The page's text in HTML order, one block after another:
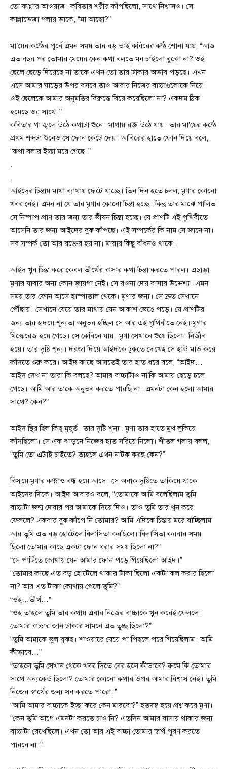
তো কান্নার আওয়াজ। কবিতার শরীর কাঁপছিলো, সাথে নিশ্বাসও। সে
কান্নাভেজা গলায় ডাকে, “মা আছো?”
মা’য়ের কন্ঠের পূর্বে এমন সময় তার বড় ভাই কবিরের কন্ঠ শোনা যায়, “আজ
এত বছর পর তোমার মেয়ের কেন কথা বলতে মন চাইলো বুঝো না? ওই
ছেলে ছেড়ে দিয়েছে না তাকে এখন তো তার টাকার অভাব পড়ছে। এখন
এসে আমার ঘাড়ের উপর বসবে তাও আবার নিজের বাচ্চাগুলোকে নিয়ে।
ওই ছেলেকে আমার অনুমতির বিরুদ্ধে বিয়ে করেছিলো না? একদম ঠিক
হয়েছে ওর সাথে।”
কবিতার গা জ্বলে উঠে কথাটা শুনে। মাথায় রক্ত উঠে যায়। তার মা’য়ের কন্ঠে
প্রথম শব্দটা শুনেও সে ফোন কেটে দেয়। আবিরের হাতে ফোন দিয়ে বলে,
“কথা বলার ইচ্ছা মরে গেছে।”
.
.
আইদের চিন্তায় মাথা ব্যাথায় ফেটে যাচ্ছে। তিন দিন হতে চলল, মৃণার কোনো
খবর নেই। এমন না যে তার মৃণার কোনো চিন্তা হচ্ছে। কিন্তু তার মাঝে পালিত
সে নিষ্পাপ প্রাণ তার জন্য তার ভীষন চিন্তা হচ্ছে। যে প্রাণটি এই পৃথিবীতে
আসেনি তার জন্য আইদের বুক কাঁপছে। এই সম্পর্কের কি নাম সে জানে না।
সব সম্পর্ক তো আর রক্তের হয় না। মায়ার কিছু বাঁধনও থাকে।
আইদ খুব চিন্তা করে কেবল তীর্থের বাসার কথা চিন্তা করতে পারল। এছাড়া
মৃণার যাবার অন্য কোন জায়গা নেই। সে রওনা দেয় বাসার উদ্দেশ্য। এমন
সময় তার ফোন আসে হাস্পাতাল থেকে। মৃণার জন্য। সে দ্রুত সেখানে
পৌঁছায়। সেখানে যেয়ে তার মাথায় যেন আকাশ ভেঙে পড়ে। যে প্রাণটির
জন্য তার হৃদয়ে শূন্যতা অনুভব হচ্ছিল সে আর এই পৃথিবীতে নেই। মৃণার
মিস্কেরেজ হয়ে গেছে। সে কেবিনে যায়। মৃণা সেখানে শুয়ে ছিলো। নির্জীব
হয়ে। তার দৃষ্টি শূন্য। দরজা দিয়ে আইদকে ঢুকতে দেখেই সে হাউ মাউ করে
কাঁদতে শুরু করে। আইদ কাছে আসতেই তার হাত ধরে বলে, “আইদ…
আইদ দেখ না তারা কি বলছে? আমার বাচ্চাটাও না’কি আমায় ছেড়ে চলে
গেছে। আমি আর তাকে অনুভব করতে পারছি না। এমনটা কেন হলো আমার
সাথে? কেন?”
আইদ স্থির ছিল কিছু মুহূর্ত। তার দৃষ্টি শূন্য। মৃণা তার হাতে মুখ লুকিয়ে
কাঁদছিলো। সে এক ঝাড়নে নিজের হাত সরিয়ে নিলো। শীতল গলায় বলল,
“তুমি তো এটাই চাইতে? তাহলে এখন নাটক করছ কেন?”
বিস্ময়ে মৃণার কান্নাও বন্ধ হয়ে আসে। সে অবাক দৃষ্টিতে তাকিয়ে থাকে
আইদের দিকে। আইদ আবারও বলে, “তোমাকে আমি বলেছিলাম তুমি
বাচ্চাটা জন্ম দেবার পর আমাকে দিয়ে দিও। তাও তুমি তার খুন করে
ফেললে? একবার বুক কাঁপে নি তোমার? আমি এদিকে চিন্তায় মরে যাচ্ছিলাম
আর তুমি এত বড় হোটেলে বিলাসিতা করছিলে। বিলাসিতা করবার সময়
ছিলো তোমার কাছে একটা ফোন ধরার সময় ছিলো না?”
“সে পার্টিতে কোথায় যেন আমার ফোন পড়ে গিয়েছিলো আইদ।”
“তোমার কাছে এত বড় হোটেলে থাকার টাকা ছিলো একটা কল করার ছিলো
না? আর এত টাকা কোথায় পেলে তুমি?”
“ওই…তীর্থ…”
“ওহ তাহলে তুমি তার কথায় এবার নিজের বাচ্চাকে খুন করেই ফেললে।
তোমার বাচ্চার জান টাকার সামনে এত তুচ্ছ ছিলো?”
“তুমি আমাকে ভুল বুঝছ। শাওয়ারে যেয়ে পা পিছলে পরে গিয়েছিলাম। আমি
কীভাবে…”
“তাহলে তুমি সেখান থেকে খবর দিতে বের হলে কীভাবে? রুমে কি তোমার
সাথে অন্যকেউ ছিলো? তোমার কোনো কথার উপর আমার বিশ্বাস নেই। তুমি
নিজের স্বার্থের জন্য সব করতে পারো।”
“আমি আমার বাচ্চাকে ইচ্ছা করে কেন মারবো?” হতদম্ব হয়ে প্রশ্ন করে মৃণা।
“কেন তুমি আগে এমনটা করতে চাও নি? এতদিন আমার বাসায় থাকার জন্য
বাচ্চাটা রেখেছিলে। এখন তো আর এই বাচ্চা তোমার স্বার্থ পূরণ করতে
পারবে না।”